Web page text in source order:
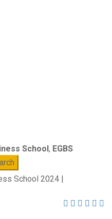
School, EGBS
School 2024 |